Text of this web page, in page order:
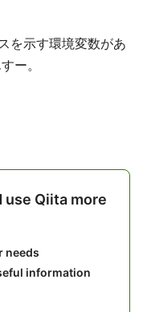
を示す環境変数があ
ー。
use Qiita more
needs
information